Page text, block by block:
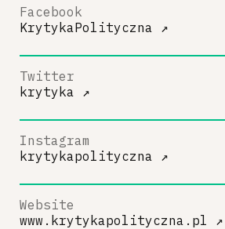
Facebook
KrytykaPolityczna ↗
Twitter
krytyka ↗
Instagram
krytykapolityczna ↗
Website
www.krytykapolityczna.pl ↗